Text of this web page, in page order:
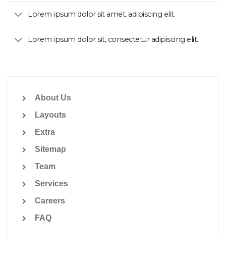
Lorem ipsum dolor sit amet, adipiscing elit.
Lorem ipsum dolor sit, consectetur adipiscing elit.
About Us
Layouts
Extra
Sitemap
Team
Services
Careers
FAQ